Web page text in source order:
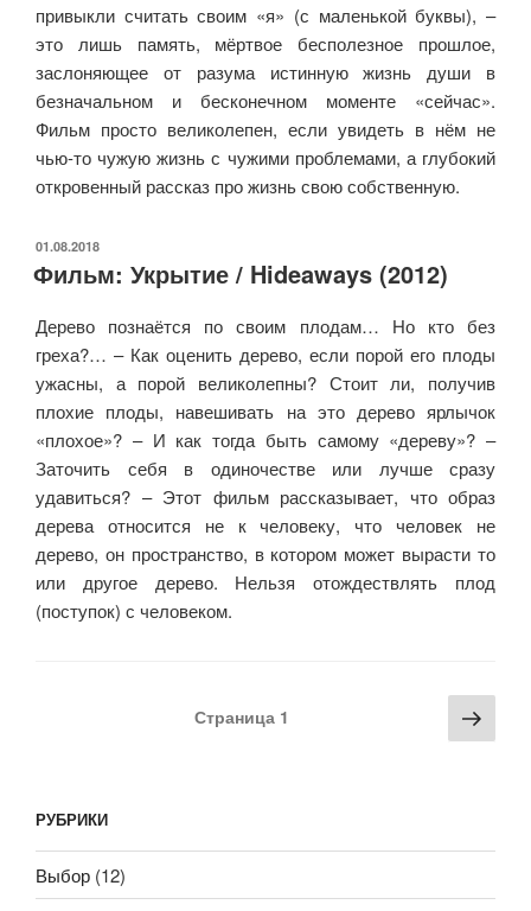
привыкли считать своим «я» (с маленькой буквы), –
это лишь память, мёртвое бесполезное прошлое,
заслоняющее от разума истинную жизнь души в
безначальном и бесконечном моменте «сейчас».
Фильм просто великолепен, если увидеть в нём не
чью-то чужую жизнь с чужими проблемами, а глубокий
откровенный рассказ про жизнь свою собственную.
ОПУБЛИКОВАНО
01.08.2018
Фильм: Укрытие / Hideaways (2012)
Дерево познаётся по своим плодам… Но кто без
греха?… – Как оценить дерево, если порой его плоды
ужасны, а порой великолепны? Стоит ли, получив
плохие плоды, навешивать на это дерево ярлычок
«плохое»? – И как тогда быть самому «дереву»? –
Заточить себя в одиночестве или лучше сразу
удавиться? – Этот фильм рассказывает, что образ
дерева относится не к человеку, что человек не
дерево, он пространство, в котором может вырасти то
или другое дерево. Нельзя отождествлять плод
(поступок) с человеком.
Страница 1
РУБРИКИ
Выбор (12)